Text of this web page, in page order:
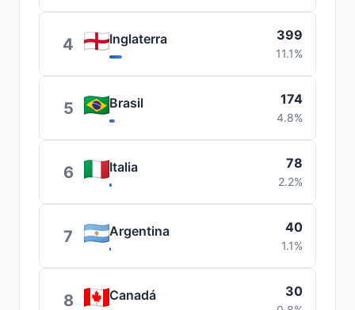
4 Inglaterra 399
11.1%
5 Brasil 174
4.8%
6 Italia 78
2.2%
7 Argentina 40
1.1%
8 Canadá 30